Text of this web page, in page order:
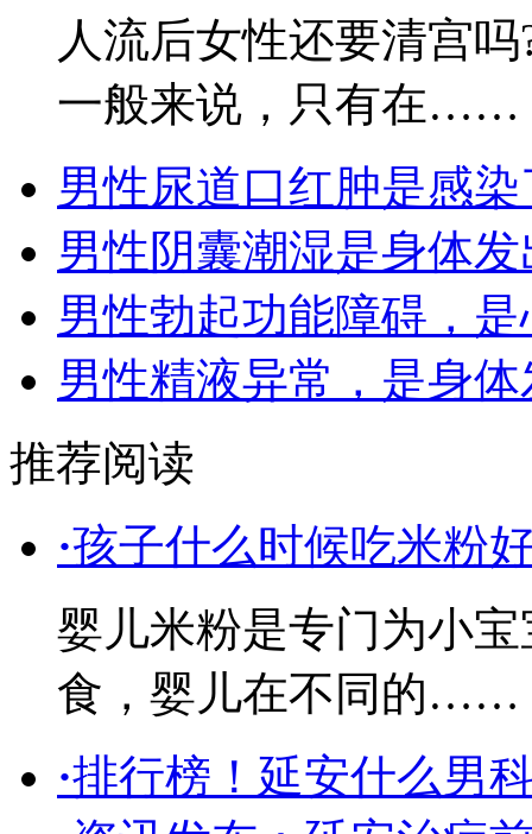
人流后女性还要清宫
一般来说，只有在……
男性尿道口红肿是感
男性阴囊潮湿是身体
男性勃起功能障碍，
男性精液异常，是身
推荐阅读
·孩子什么时候吃米粉
婴儿米粉是专门为小
食，婴儿在不同的……
·排行榜！延安什么男